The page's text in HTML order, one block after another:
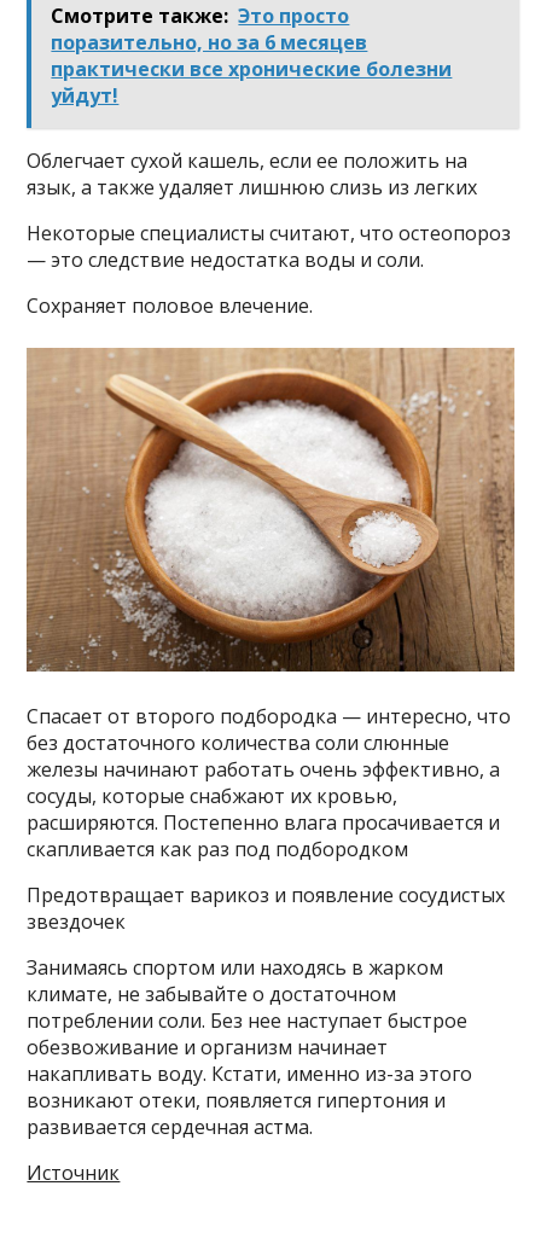
Смотрите также: Это просто
поразительно, но за 6 месяцев
практически все хронические болезни
уйдут!
Облегчает сухой кашель, если ее положить на
язык, а также удаляет лишнюю слизь из легких
Некоторые специалисты считают, что остеопороз
— это следствие недостатка воды и соли.
Сохраняет половое влечение.
Спасает от второго подбородка — интересно, что
без достаточного количества соли слюнные
железы начинают работать очень эффективно, а
сосуды, которые снабжают их кровью,
расширяются. Постепенно влага просачивается и
скапливается как раз под подбородком
Предотвращает варикоз и появление сосудистых
звездочек
Занимаясь спортом или находясь в жарком
климате, не забывайте о достаточном
потреблении соли. Без нее наступает быстрое
обезвоживание и организм начинает
накапливать воду. Кстати, именно из-за этого
возникают отеки, появляется гипертония и
развивается сердечная астма.
Источник